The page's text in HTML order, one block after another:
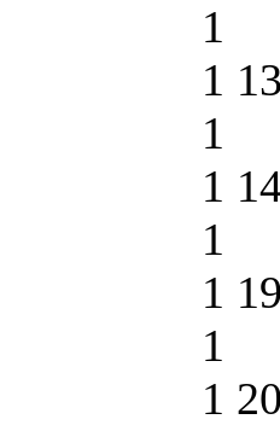
1
1
1
1
1
1
1
1